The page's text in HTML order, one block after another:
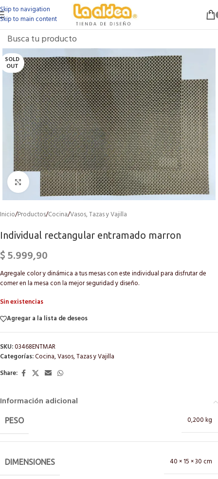
Skip to navigation
Skip to main content
SOLD
OUT
Click to enlarge
Inicio/Productos/Cocina/Vasos, Tazas y Vajilla
Individual rectangular entramado marron
$5.999,90
Agregale color y dinámica a tus mesas con este individual para disfrutar de
comer en la mesa con la mejor seguridad y diseño.
Sin existencias
Agregar a la lista de deseos
SKU:03468ENTMAR
Categorías:Cocina,Vasos, Tazas y Vajilla
Share:
Información adicional
PESO 0,200 kg
DIMENSIONES 40 × 15 × 30 cm